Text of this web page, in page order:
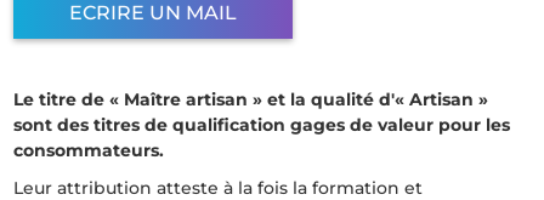
ECRIRE UN MAIL
Le titre de « Maître artisan » et la qualité d'« Artisan »
sont des titres de qualification gages de valeur pour les
consommateurs.
Leur attribution atteste à la fois la formation et